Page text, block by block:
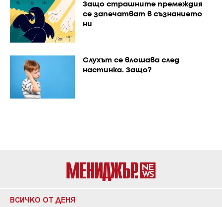
Защо страшните премеждия
се запечатват в съзнанието
ни
Слухът се влошава след
настинка. Защо?
ВСИЧКО ОТ ДЕНЯ